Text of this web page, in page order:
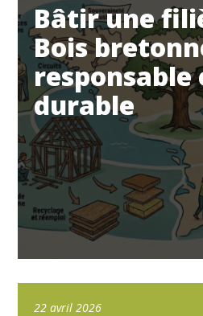
Bâtir une
Bois
responsable
durable
22 avril 2026